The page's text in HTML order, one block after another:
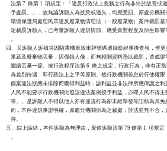
法第 7  條第 1  項規定：「違反行政法上義務之行為非出於故意或
予處罰。」，故無論訴願人為故意或過失，均應受罰。原處分機
環境保護局處理民眾違反廢棄物清理法（一般廢棄物）案件裁罰基
定裁罰訴願人，已考量訴願人違規情節、應受責難程度及所生影
    。
四、又訴願人訴稱其因騎乘機車致車牌號碼遭錄影經事後查報，惟
果蔬及廢棄物丟棄，因僅錄人像，而無相關資料憑以裁罰，造成渠
繼續丟棄一節。按行政程序法第 6  條之規定，行政行為，非有正
為差別待遇，即行政法上之平等原則。然行政機關若怠於行使權
個案違法狀態未排除而獲得利益時，該利益並非法律所應保護之
人民不能要求行政機關比照該違法案例授予利益，亦即人民不得
等」。是訴願人不得以他人亦有違規行為卻未經舉發等語執為其
而，本件違規事證明確，原處分機關所為之裁處，於法並無不合
    持。
五、綜上論結，本件訴願為無理由，爰依訴願法第 79 條第 1  項規定
    。